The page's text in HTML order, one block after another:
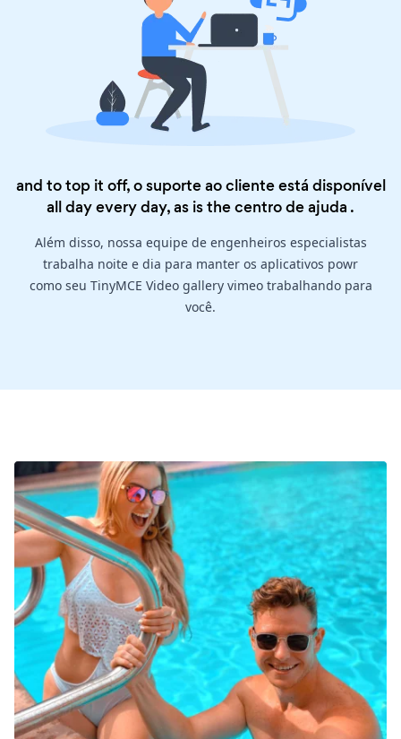
and to top it off, o suporte ao cliente está disponível
all day every day, as is thecentro de ajuda .
Além disso, nossa equipe de engenheiros especialistas
trabalha noite e dia para manter os aplicativos powr
como seu TinyMCE Video gallery vimeo trabalhando para
você.